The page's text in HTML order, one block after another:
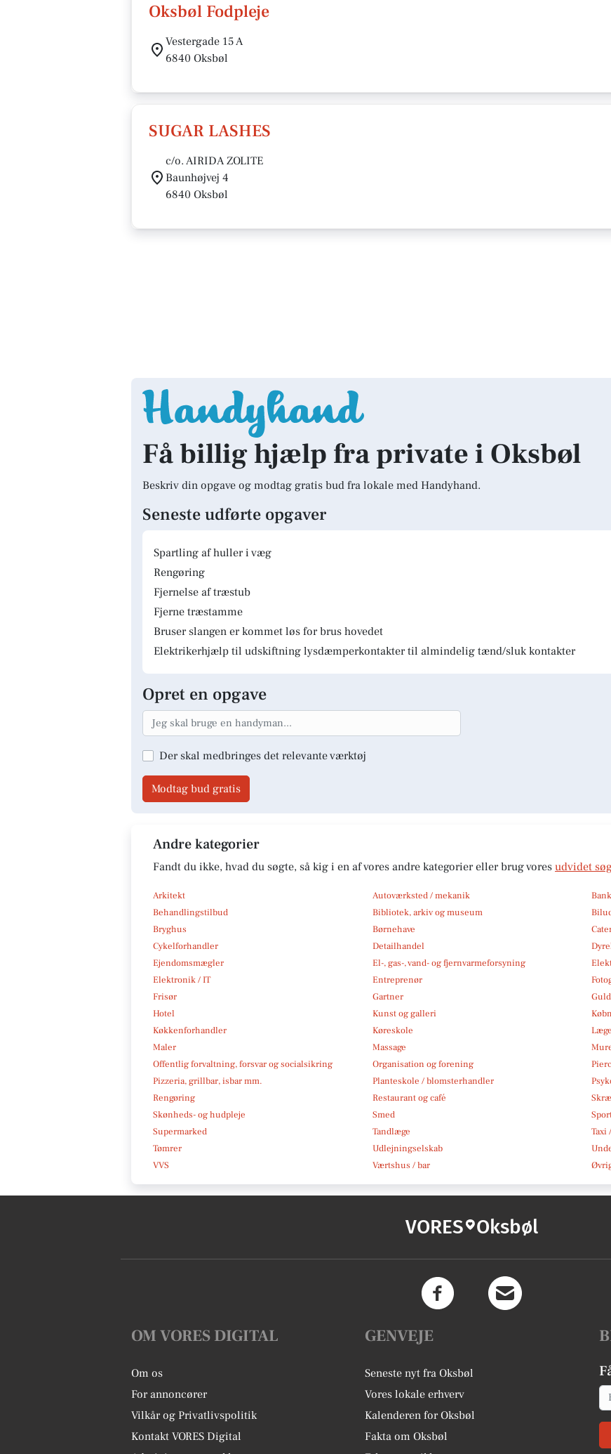
Oksbøl Fodpleje
Vestergade 15 A
6840 Oksbøl
SUGAR LASHES
c/o. AIRIDA ZOLITE
Baunhøjvej 4
6840 Oksbøl
Få billig hjælp fra private i Oksbøl
Beskriv din opgave og modtag gratis bud fra lokale med Handyhand.
Seneste udførte opgaver
Spartling af huller i væg
Rengøring
Fjernelse af træstub
Fjerne træstamme
Bruser slangen er kommet løs for brus hovedet
Elektrikerhjælp til udskiftning lysdæmperkontakter til almindelig tænd/sluk kontakter
Opret en opgave
Der skal medbringes det relevante værktøj
Modtag bud gratis
Andre kategorier
Fandt du ikke, hvad du søgte, så kig i en af vores andre kategorier eller brug vores udvidet
Arkitekt Autoværksted / mekanik
Behandlingstilbud
Bibliotek, arkiv og museum
Bryghus
Børnehave
Cykelforhandler
Detailhandel
Ejendomsmægler
El-, gas-, vand- og fjernvarmeforsyning
Elektronik / IT
Entreprenør
Frisør
Gartner
Hotel
Kunst og galleri
Køkkenforhandler
Køreskole
Læge
Maler
Massage
Offentlig forvaltning, forsvar og socialsikring
Organisation og forening
Pizzeria, grillbar, isbar mm.
Planteskole / blomsterhandler
Rengøring
Restaurant og café
Skønheds- og hudpleje
Smed
Supermarked
Tandlæge
Taxi
Tømrer
Udlejningselskab
VVS
Værtshus / bar
VORES Oksbøl
OM VORES DIGITAL
Om os
For annoncører
Vilkår og Privatlivspolitik
Kontakt VORES Digital
GENVEJE
Seneste nyt fra Oksbøl
Vores lokale erhverv
Kalenderen for Oksbøl
Fakta om Oksbøl